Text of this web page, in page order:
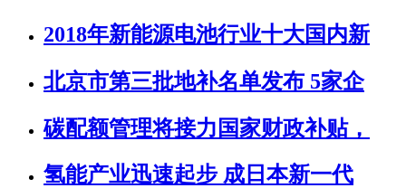
2018年新能源电池行业十大国内新
北京市第三批地补名单发布 5家企
碳配额管理将接力国家财政补贴，
氢能产业迅速起步 成日本新一代